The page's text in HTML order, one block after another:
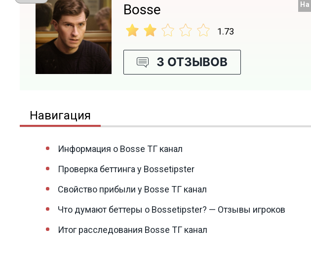
Bosse
1.73
3 ОТЗЫВОВ
Навигация
Информация о Bosse ТГ канал
Проверка беттинга у Bossetipster
Свойство прибыли у Bosse ТГ канал
Что думают беттеры о Bossetipster? — Отзывы игроков
Итог расследования Bosse ТГ канал